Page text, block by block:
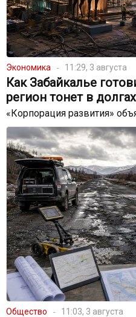
Экономика 11:29, 3 августа
Как Забайкалье
регион тонет в долгах
«Корпорация развития»
Общество 11:03, 3 августа